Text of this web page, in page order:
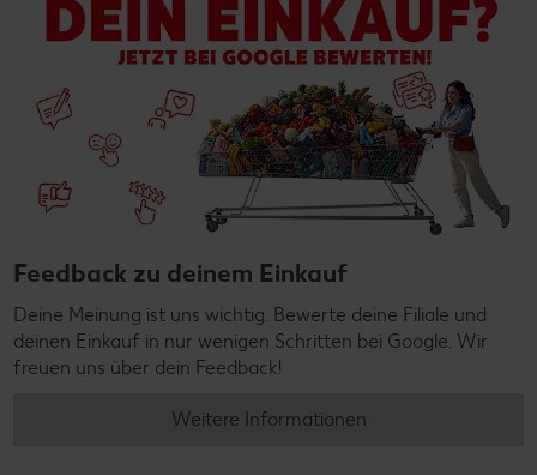
Feedback zu deinem Einkauf
Deine Meinung ist uns wichtig. Bewerte deine Filiale und
deinen Einkauf in nur wenigen Schritten bei Google. Wir
freuen uns über dein Feedback!
Weitere Informationen